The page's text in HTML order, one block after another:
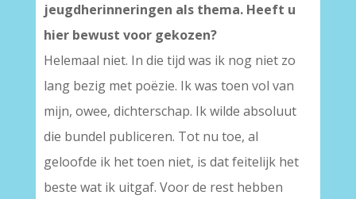
jeugdherinneringen als thema. Heeft u
hier bewust voor gekozen?
Helemaal niet. In die tijd was ik nog niet zo
lang bezig met poëzie. Ik was toen vol van
mijn, owee, dichterschap. Ik wilde absoluut
die bundel publiceren. Tot nu toe, al
geloofde ik het toen niet, is dat feitelijk het
beste wat ik uitgaf. Voor de rest hebben